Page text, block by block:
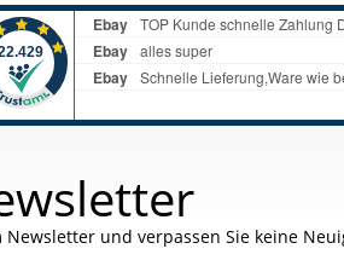
und verpassen Sie keine